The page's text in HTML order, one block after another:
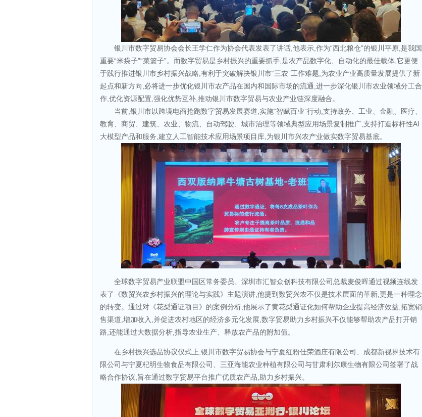
银川市数字贸易协会会长王学仁作为协会代表发表了讲话,他表示,作为“西北粮仓”的银川平原,是我国
重要“米袋子”“菜篮子”。而数字贸易是乡村振兴的重要抓手,是农产品数字化、自动化的最佳载体,它更便
于践行推进银川市乡村振兴战略,有利于突破解决银川市“三农”工作难题,为农业产业高质量发展提供了新
起点和新方向,必将进一步优化银川市农产品在国内和国际市场的流通,进一步深化银川市农业领域分工合
作,优化资源配置,强化优势互补,推动银川市数字贸易与农业产业链深度融合。
当前,银川市以跨境电商抢跑数字贸易发展赛道,实施“智赋百业”行动,支持政务、工业、金融、医疗、
教育、商贸、建筑、农业、物流、自动驾驶、城市治理等领域典型应用场景复制推广,支持打造标杆性AI
大模型产品和服务,建立人工智能技术应用场景项目库,为银川市兴农产业做实数字贸易基底。
全球数字贸易产业联盟中国区常务委员、深圳市汇智众创科技有限公司总裁麦俊晖通过视频连线发
表了《数贸兴农乡村振兴的理论与实践》主题演讲,他提到数贸兴农不仅是技术层面的革新,更是一种理念
的转变。通过对《花梨通证项目》的案例分析,他展示了黄花梨通证化如何帮助企业提高经济效益,拓宽销
售渠道,增加收入,并促进农村地区的经济多元化发展,数字贸易助力乡村振兴不仅能够帮助农产品打开销
路,还能通过大数据分析,指导农业生产、释放农产品的附加值。
在乡村振兴选品协议仪式上,银川市数字贸易协会与宁夏红粉佳荣酒庄有限公司、成都新视界技术有
限公司与宁夏杞明生物食品有限公司、三亚海能农业种植有限公司与甘肃利尔康生物有限公司签署了战
略合作协议,旨在通过数字贸易平台推广优质农产品,助力乡村振兴。